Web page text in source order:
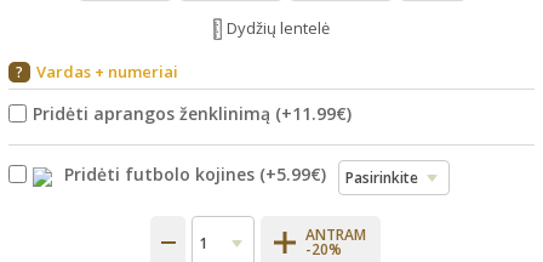
Dydžių lentelė
? Vardas + numeriai
Pridėti aprangos ženklinimą (+11.99€)
Pridėti futbolo kojines (+5.99€)
ANTRAM
-20%